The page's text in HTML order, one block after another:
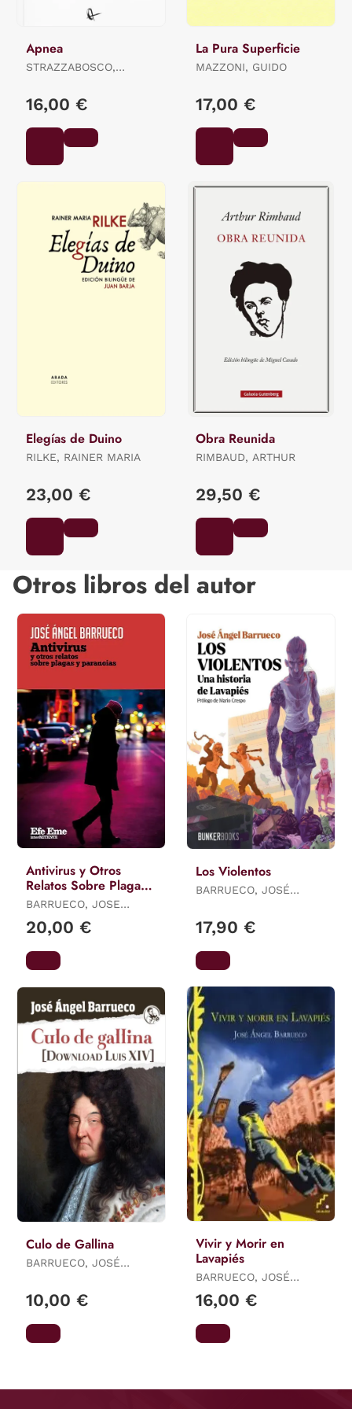
Apnea
STRAZZABOSCO,
16,00 €
La Pura Superficie
MAZZONI, GUIDO
17,00 €
Elegías de Duino
RILKE, RAINER MARIA
23,00 €
Obra Reunida
RIMBAUD, ARTHUR
29,50 €
Otros libros del autor
Antivirus y Otros
Relatos Sobre Plagas y
Paranoias
BARRUECO, JOSE
20,00 €
Los Violentos
BARRUECO, JOSÉ
17,90 €
Culo de Gallina
BARRUECO, JOSÉ
10,00 €
Vivir y Morir en
Lavapiés
BARRUECO, JOSÉ
16,00 €